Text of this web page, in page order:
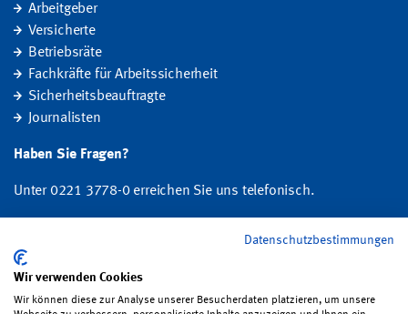
Arbeitgeber
Versicherte
Betriebsräte
Fachkräfte für Arbeitssicherheit
Sicherheitsbeauftragte
Journalisten
Haben Sie Fragen?
Unter 0221 3778-0 erreichen Sie uns telefonisch.
Entschädigung, Prävention sowie Fragen zu Mitgliedschaft und Beitrag.
Folgen Sie uns:
Datenschutzbestimmungen
Wir verwenden Cookies
Wir können diese zur Analyse unserer Besucherdaten platzieren, um unsere